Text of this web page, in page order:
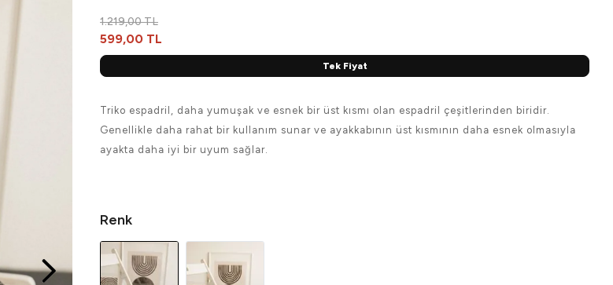
1.219,00 TL
599,00 TL
Tek Fiyat
Triko espadril, daha yumuşak ve esnek bir üst kısmı olan espadril çeşitlerinden biridir.
Genellikle daha rahat bir kullanım sunar ve ayakkabının üst kısmının daha esnek olmasıyla
ayakta daha iyi bir uyum sağlar.
Renk